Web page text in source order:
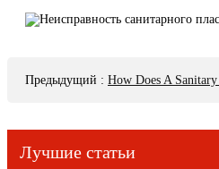
Предыдущий : How Does A
Лучшие статьи